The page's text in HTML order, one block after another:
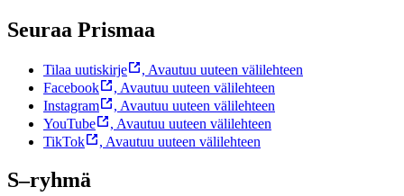
Seuraa Prismaa
Tilaa uutiskirje , Avautuu uuteen välilehteen
Facebook
, Avautuu uuteen välilehteen
Instagram
, Avautuu uuteen välilehteen
YouTube
, Avautuu uuteen välilehteen
TikTok
, Avautuu uuteen välilehteen
S–ryhmä